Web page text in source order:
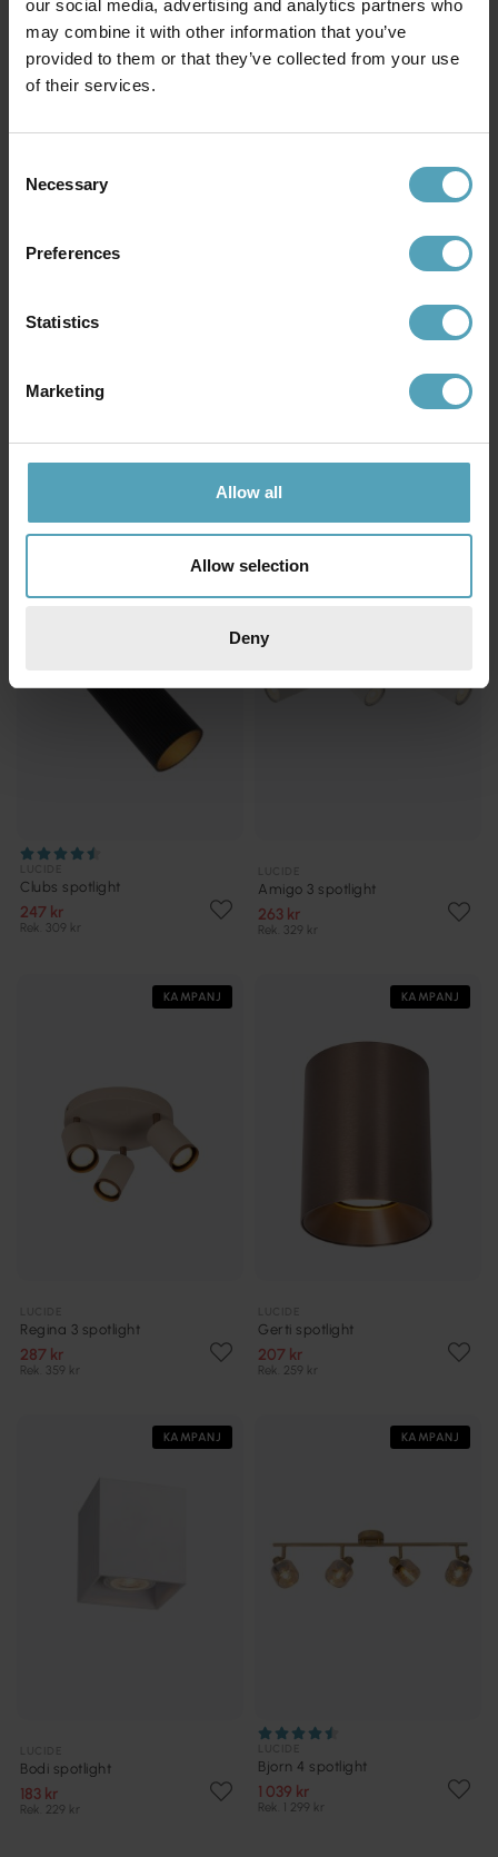
our social media, advertising and analytics partners who
may combine it with other information that you’ve
provided to them or that they’ve collected from your use
of their services.
Selection
Necessary
Preferences
Statistics
Marketing
Allow all
Allow selection
Deny
Andra köpte även
Rafa 3 spotlight Clubs spotlight
Rek. 309 kr
KAMPANJ
Clubs spotlight
247 kr
Rek. 309 kr
Amigo 3 spotlight
263 kr
Rek. 329 kr
KAMPANJ
Regina 3 spotlight
287 kr
Rek. 359 kr
KAMPANJ
Gerti spotlight
207 kr
Rek. 259 kr
KAMPANJ
Bodi spotlight
183 kr
Rek. 229 kr
KAMPANJ
Bjorn 4 spotlight
1 039 kr
Rek. 1 299 kr